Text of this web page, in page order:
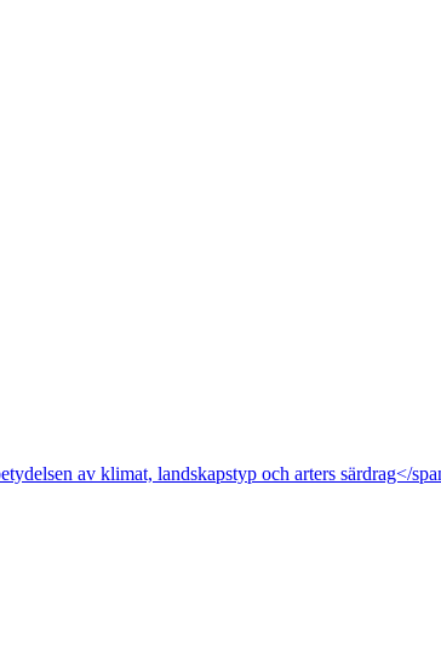
av klimat, landskapstyp och arters särdrag</